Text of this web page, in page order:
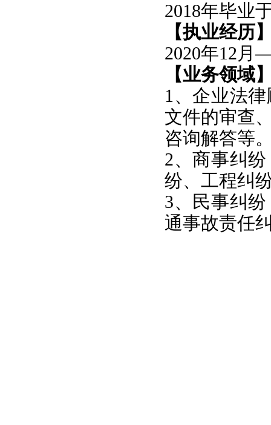
2018年毕业
【执业经历
2020年12月
【业务领域
1、企业法
文件的审查
咨询解答等
2、商事纠
纷、工程纠
3、民事纠
通事故责任